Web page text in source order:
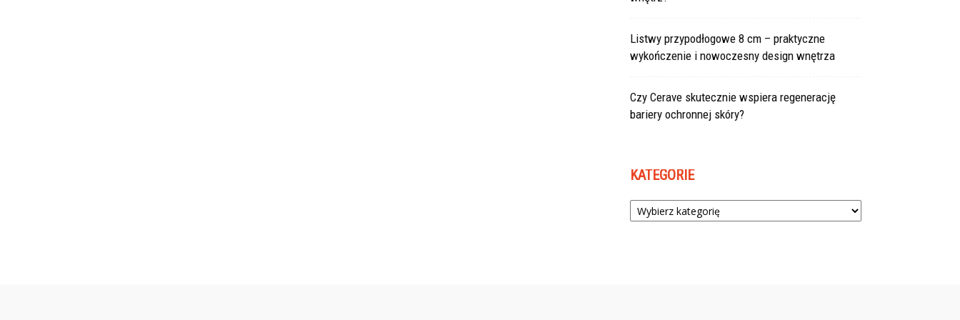
Listwy przypodłogowe 8 cm – praktyczne
wykończenie i nowoczesny design wnętrza
Czy Cerave skutecznie wspiera regenerację
bariery ochronnej skóry?
KATEGORIE
Kategorie